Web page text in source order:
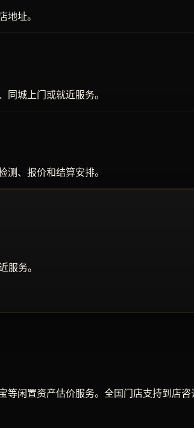
地址。
同城上门或就近服务。
测、报价和结算安排。
服务。
闲置资产估价服务。全国门店支持到店咨